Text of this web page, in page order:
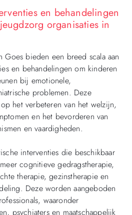
en behandelingen
organisaties in
Goes bieden een breed scala aan
en behandelingen om kinderen
bij emotionele,
problemen. Deze
het verbeteren van het welzijn,
en het bevorderen van
en vaardigheden.
interventies die beschikbaar
cognitieve gedragstherapie,
therapie, gezinstherapie en
Deze worden aangeboden
waaronder
psychiaters en maatschappelijk